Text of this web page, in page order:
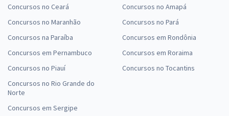
Concursos no Ceará
Concursos no Maranhão
Concursos na Paraíba
Concursos em Pernambuco
Concursos no Piauí
Concursos no Rio Grande do
Norte
Concursos em Sergipe
Concursos no Amapá
Concursos no Pará
Concursos em Rondônia
Concursos em Roraima
Concursos no Tocantins